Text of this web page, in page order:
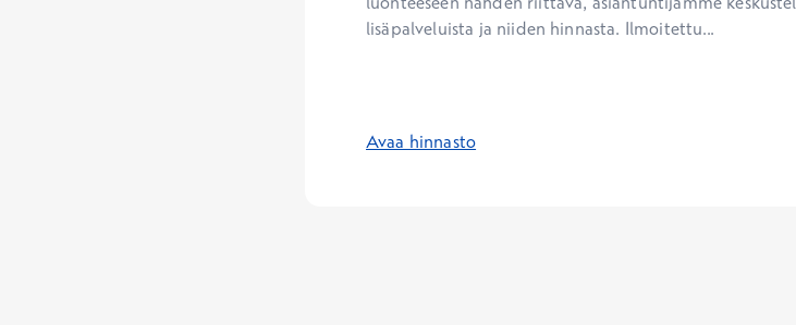
lisäpalveluista ja niiden hinnasta. Ilmoitettu...
Avaa hinnasto